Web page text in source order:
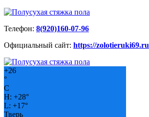
Телефон: 8(920)160-07-96
Официальный сайт: https://zolotieruki69.ru
+26
°
C
H: +28°
L: +17°
Тверь